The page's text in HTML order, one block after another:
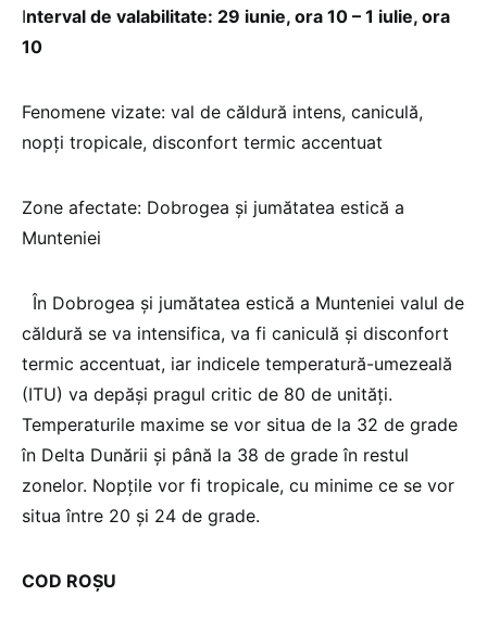
Interval de valabilitate: 29 iunie, ora 10 – 1 iulie, ora
10
Fenomene vizate: val de căldură intens, caniculă,
nopți tropicale, disconfort termic accentuat
Zone afectate: Dobrogea și jumătatea estică a
Munteniei
În Dobrogea și jumătatea estică a Munteniei valul de
căldură se va intensifica, va fi caniculă și disconfort
termic accentuat, iar indicele temperatură-umezeală
(ITU) va depăși pragul critic de 80 de unități.
Temperaturile maxime se vor situa de la 32 de grade
în Delta Dunării și până la 38 de grade în restul
zonelor. Nopțile vor fi tropicale, cu minime ce se vor
situa între 20 și 24 de grade.
COD ROȘU